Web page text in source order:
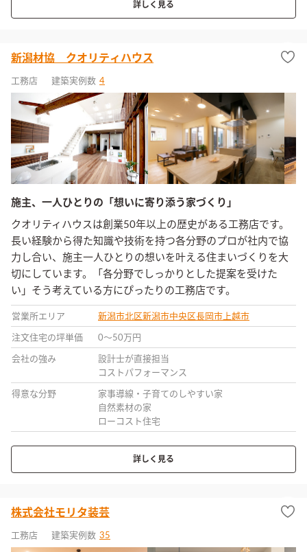
詳しく見る
新潟材協 クオリティハウス
工務店 建築実例数 4
施主、一人ひとりの「想いに寄り添う家づくり」
クオリティハウスは創業50年以上の歴史がある工務店です。
長い経験から得た知識や技術を持つ各分野のプロが社内で協
力し合い、施主一人ひとりの想いを叶える住まいづくりを大
切にしています。「各分野でしっかりとした提案を受けた
い」そう考えている方にぴったりの工務店です。
営業所エリア 新潟市北区新潟市中央区長岡市 上越市
注文住宅の坪単価 0〜50万円
会社の強み
設計士が直接担当
コストパフォーマンス
得意な分野
家事導線・子育てのしやすい家
自然素材の家
ローコスト住宅
詳しく見る
株式会社モリタ装芸
工務店 建築実例数 35